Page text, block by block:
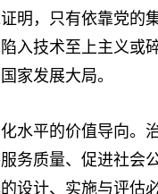
明，只有依靠党的
入技术至上主义或
家发展大局。
平的价值导向。
务质量、促进社会
设计、实施与评估